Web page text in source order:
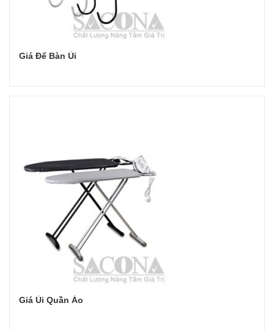
Giá Để Bàn Ủi
Giá Ủi Quần Áo